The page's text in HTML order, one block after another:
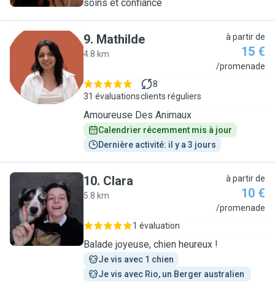
soins et confiance
M
9. Mathilde
4.8 km
à partir de
15 €
/promenade
31 évaluations
8
clients réguliers
Amoureuse Des Animaux
Calendrier récemment mis à jour
Dernière activité: il y a 3 jours
C
10. Clara
5.8 km
à partir de
10 €
/promenade
1 évaluation
Balade joyeuse, chien heureux !
Je vis avec 1 chien
Je vis avec Rio, un Berger australien